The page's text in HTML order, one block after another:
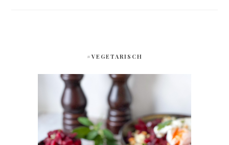
#VEGETARISCH